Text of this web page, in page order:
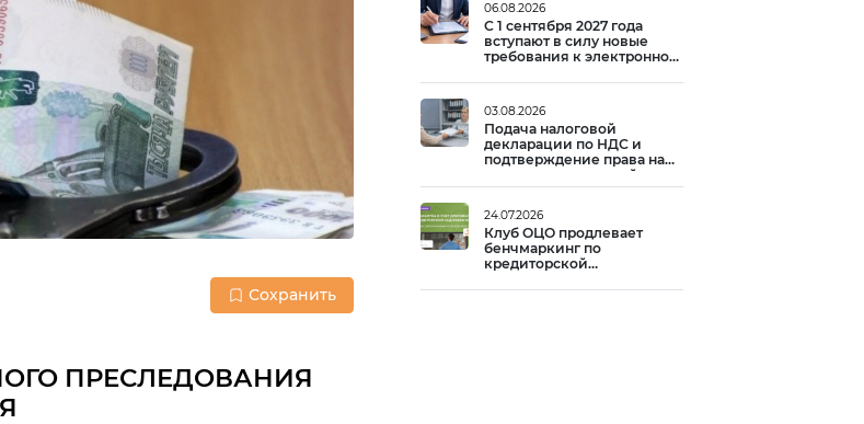
Сохранить
ПРЕСЛЕДОВАНИЯ
06.08.2026
С 1 сентября 2027 года
вступают в силу новые
требования к электронной
03.08.2026
Подача налоговой
декларации по НДС и
подтверждение права на
вычет: практический опыт
24.07.2026
Клуб ОЦО продлевает
бенчмаркинг по
кредиторской
августа